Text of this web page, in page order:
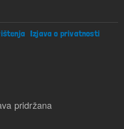
Izjava o privatnosti
pridržana